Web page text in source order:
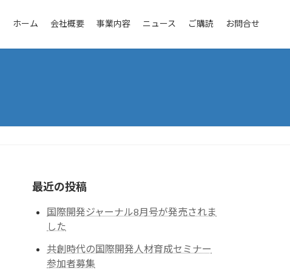
ホーム 会社概要 事業内容 ニュース ご購読 お問合せ
最近の投稿
国際開発ジャーナル8月号が発売されま
した
共創時代の国際開発人材育成セミナー
参加者募集